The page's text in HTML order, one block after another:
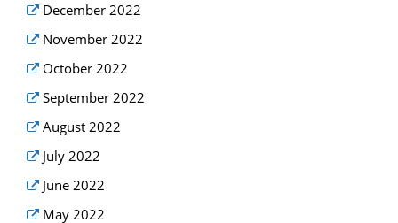
December 2022
November 2022
October 2022
September 2022
August 2022
July 2022
June 2022
May 2022